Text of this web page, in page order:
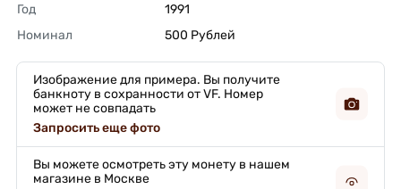
Год
1991
Номинал
500 Рублей
Изображение для примера. Вы получите
банкноту в сохранности от VF. Номер
может не совпадать
Запросить еще фото
Вы можете осмотреть эту монету в нашем
магазине в Москве